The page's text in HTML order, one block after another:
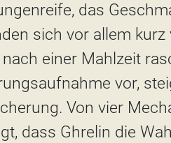
das
sich vor allem
einer Mahlzeit
vor,
Von vier
dass Ghrelin die